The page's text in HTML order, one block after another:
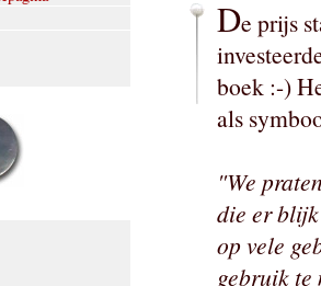
De prijs
boek :-)
als
"We
die er blijk
op vele
gebruik te